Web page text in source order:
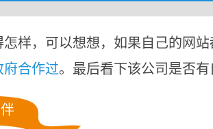
怎样，可以想想，如果自己的网站
府合作过。最后看下该公司是否有